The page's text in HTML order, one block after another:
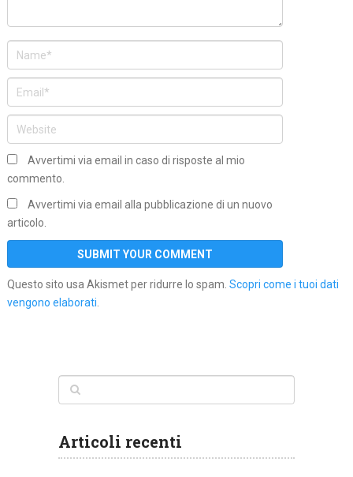
Avvertimi via email in caso di risposte al mio
commento.
Avvertimi via email alla pubblicazione di un nuovo
articolo.
Questo sito usa Akismet per ridurre lo spam. Scopri come i tuoi dati
vengono elaborati.
Articoli recenti